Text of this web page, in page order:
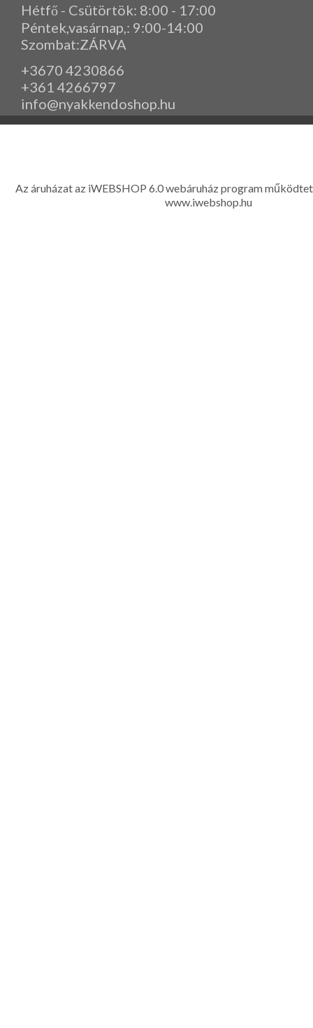
Hétfő - Csütörtök: 8:00 - 17:00
Péntek,vasárnap, : 9:00-14:00
Szombat:ZÁRVA
+3670 4230866
+361 4266797
info@nyakkendoshop.hu
Az áruházat az iWEBSHOP 6.0 webáruház program
www.iwebshop.hu